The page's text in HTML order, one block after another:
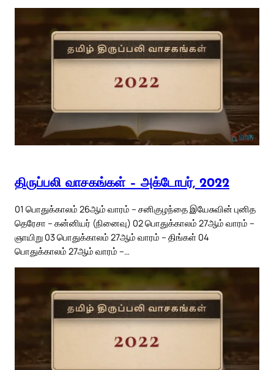
திருப்பலி வாசகங்கள் – அக்டோபர், 2022
01 பொதுக்காலம் 26ஆம் வாரம் – சனிகுழந்தை இயேசுவின் புனித
தெரேசா – கன்னியர் (நினைவு) 02 பொதுக்காலம் 27ஆம் வாரம் –
ஞாயிறு 03 பொதுக்காலம் 27ஆம் வாரம் – திங்கள் 04
பொதுக்காலம் 27ஆம் வாரம் –…